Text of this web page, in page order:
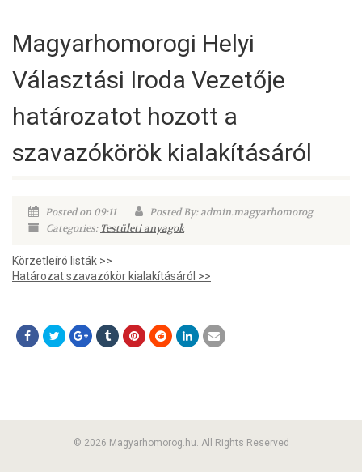
Magyarhomorogi Helyi
Választási Iroda Vezetője
határozatot hozott a
szavazókörök kialakításáról
Posted on 09:11
Posted By: admin.magyarhomorog
Categories: Testületi anyagok
Körzetleíró listák >>
Határozat szavazókör kialakításáról >>
© 2026 Magyarhomorog.hu. All Rights Reserved